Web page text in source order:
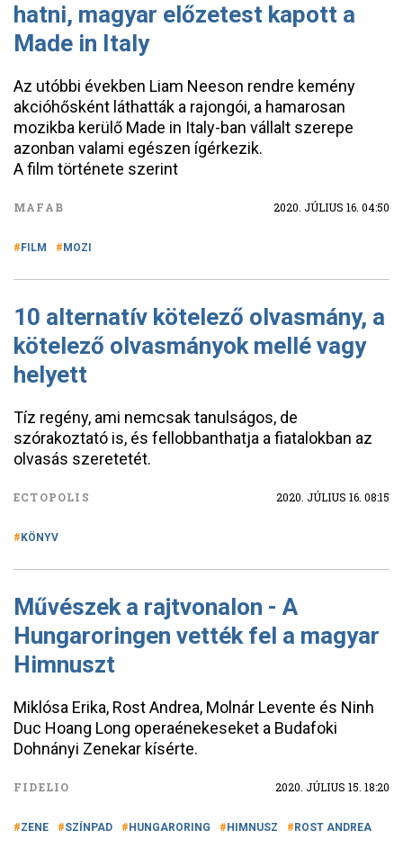
hatni, magyar előzetest kapott a
Made in Italy
Az utóbbi években Liam Neeson rendre kemény
akcióhősként láthatták a rajongói, a hamarosan
mozikba kerülő Made in Italy-ban vállalt szerepe
azonban valami egészen ígérkezik.
A film története szerint
MAFAB 2020. JÚLIUS 16. 04:50
FILM MOZI
10 alternatív kötelező olvasmány, a
kötelező olvasmányok mellé vagy
helyett
Tíz regény, ami nemcsak tanulságos, de
szórakoztató is, és fellobbanthatja a fiatalokban az
olvasás szeretetét.
ECTOPOLIS 2020. JÚLIUS 16. 08:15
KÖNYV
Művészek a rajtvonalon - A
Hungaroringen vették fel a magyar
Himnuszt
Miklósa Erika, Rost Andrea, Molnár Levente és Ninh
Duc Hoang Long operaénekeseket a Budafoki
Dohnányi Zenekar kísérte.
FIDELIO 2020. JÚLIUS 15. 18:20
ZENE SZÍNPAD HUNGARORING HIMNUSZ ROST ANDREA